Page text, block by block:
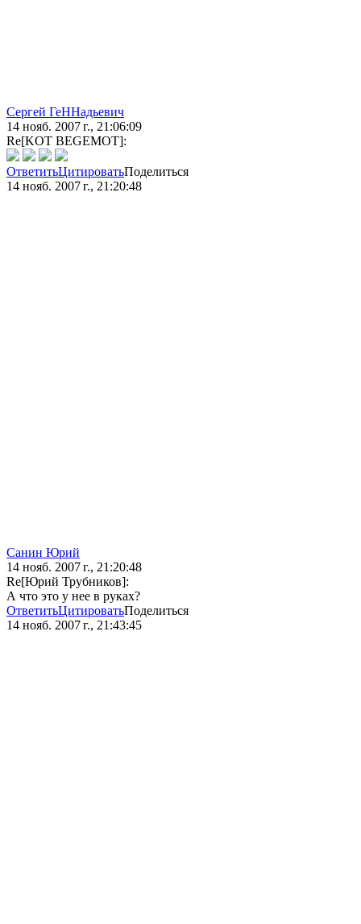
Сергей ГеННадьевич
14 нояб. 2007 г., 21:06:09
Re[KOT BEGEMOT]:
ОтветитьЦитироватьПоделиться
14 нояб. 2007 г., 21:20:48
Санин Юрий
14 нояб. 2007 г., 21:20:48
Re[Юрий Трубников]:
А что это у нее в руках?
ОтветитьЦитироватьПоделиться
14 нояб. 2007 г., 21:43:45